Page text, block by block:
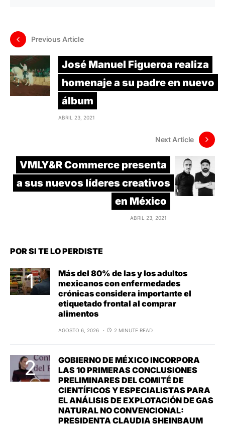
Previous Article
José Manuel Figueroa realiza
homenaje a su padre en nuevo
álbum
ABRIL 23, 2021
Next Article
VMLY&R Commerce presenta
a sus nuevos líderes creativos
en México
ABRIL 23, 2021
POR SI TE LO PERDISTE
Más del 80% de las y los adultos
mexicanos con enfermedades
crónicas considera importante el
etiquetado frontal al comprar
alimentos
AGOSTO 6, 2026 2 MINUTE READ
GOBIERNO DE MÉXICO INCORPORA
LAS 10 PRIMERAS CONCLUSIONES
PRELIMINARES DEL COMITÉ DE
CIENTÍFICOS Y ESPECIALISTAS PARA
EL ANÁLISIS DE EXPLOTACIÓN DE GAS
NATURAL NO CONVENCIONAL:
PRESIDENTA CLAUDIA SHEINBAUM